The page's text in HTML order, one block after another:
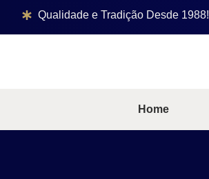
Qualidade e Tradição Desde 1988!
Home